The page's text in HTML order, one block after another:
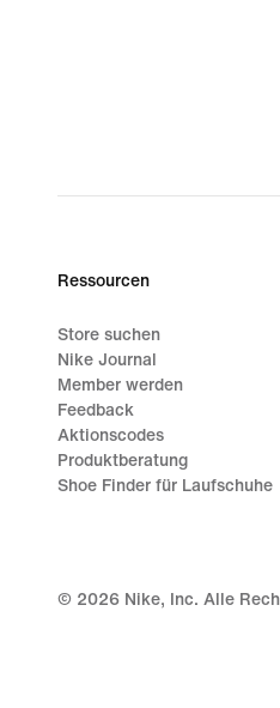
Ressourcen
Store suchen
Nike Journal
Member werden
Feedback
Aktionscodes
Produktberatung
Shoe Finder für Laufschuhe
© 2026 Nike, Inc. Alle